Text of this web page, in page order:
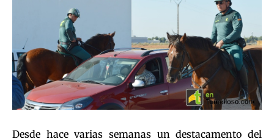
Desde hace varias semanas un destacamento del